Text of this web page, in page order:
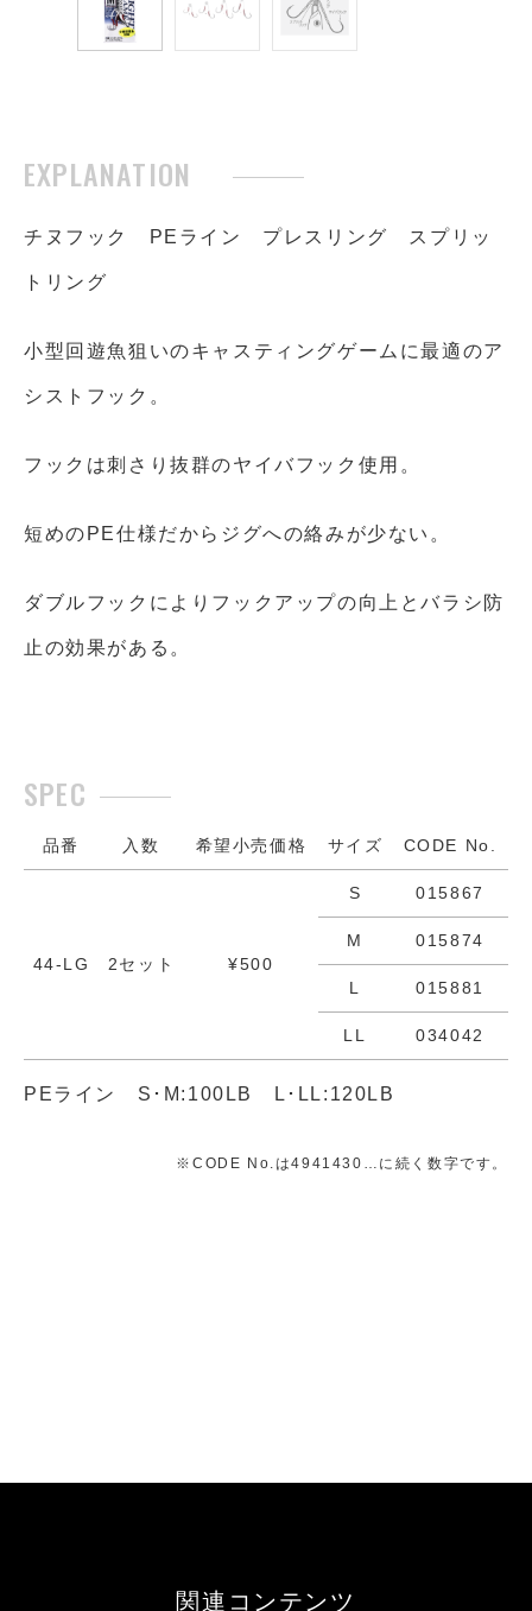
チヌフック PEライン プレスリング スプリッ
トリング
小型回遊魚狙いのキャスティングゲームに最適のア
シストフック。
フックは刺さり抜群のヤイバフック使用。
短めのPE仕様だからジグへの絡みが少ない。
ダブルフックによりフックアップの向上とバラシ防
止の効果がある。
品番 入数 希望小売価格 サイズ CODE No.
44-LG 2セット ¥500
S 015867
M 015874
L 015881
LL 034042
PEライン S･M:100LB L･LL:120LB
※CODE No.は4941430…に続く数字です。
関連コンテンツ